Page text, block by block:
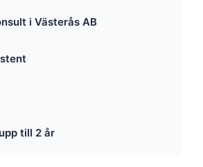
i Västerås AB
till 2 år